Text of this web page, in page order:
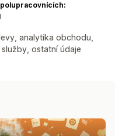
analytika obchodu,
ostatní údaje